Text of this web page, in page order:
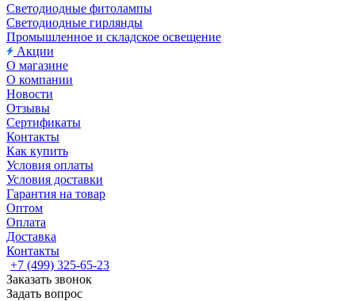
Светодиодные фитолампы
Светодиодные гирлянды
Промышленное и складское освещение
Акции
О магазине
О компании
Новости
Отзывы
Сертификаты
Контакты
Как купить
Условия оплаты
Условия доставки
Гарантия на товар
Оптом
Оплата
Доставка
Контакты
+7 (499) 325-65-23
Заказать звонок
Задать вопрос